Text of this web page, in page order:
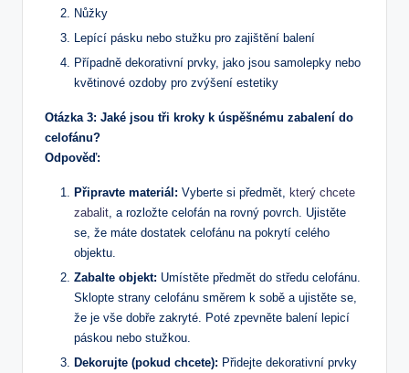
Nůžky
Lepící pásku nebo stužku pro zajištění balení
Případně dekorativní prvky, jako jsou samolepky nebo
květinové ozdoby pro zvýšení estetiky
Otázka 3: Jaké jsou tři kroky k úspěšnému zabalení do
celofánu?
Odpověď:
Připravte materiál: Vyberte si předmět,
který chcete
zabalit , a rozložte celofán na rovný povrch. Ujistěte
se, že máte dostatek celofánu na pokrytí celého
objektu.
Zabalte objekt: Umístěte předmět do středu celofánu.
Sklopte strany celofánu směrem k sobě a ujistěte se,
že je vše dobře zakryté. Poté zpevněte balení lepicí
páskou nebo stužkou.
Dekorujte (pokud chcete): Přidejte dekorativní prvky